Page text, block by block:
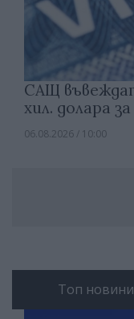
САЩ
хил. долара
06.08.2026 / 10:00
Топ новини